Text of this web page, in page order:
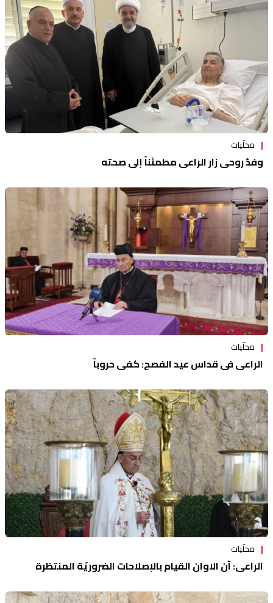
منوعات
محلّيات
وفدٌ روحي زار الراعي مطمئناً إلى صحته
محلّيات
الراعي في قداس عيد الفصح: كفى حروباً
محلّيات
الراعي: آن الاوان القيام بالإصلاحات الضروريّة المنتظرة